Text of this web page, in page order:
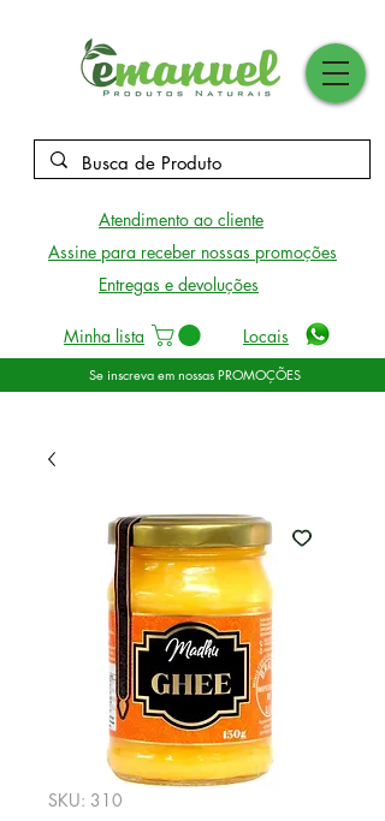
Se inscreva em nossas PROMOÇÕES
Atendimento ao cliente
Assine para receber nossas promoções
Entregas e devoluções
Minha lista Locais
SKU: 310